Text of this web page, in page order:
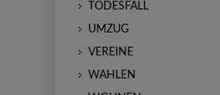
TODESFALL
UMZUG
VEREINE
WAHLEN